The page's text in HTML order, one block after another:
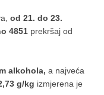
od 21. do 23.
4851 prekršaj od
alkohola,a najveća
g/kg izmjerena je